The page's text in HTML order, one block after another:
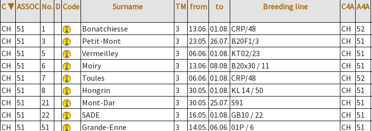
C ▼ ASSOC No. D Code Surname TM from to Breeding line C4A A4A
CH
51 1 Bonatchiesse 3 13.06. 01.08. CRP/48 CH 52
CH
51 3 Petit-Mont 3 23.05. 26.07. B20F1/3 CH 51
CH
51 5 Vermeilley 3 06.06. 01.08. KT02/23 CH 51
CH
51 6 Moiry 3 13.06. 08.08. B20x30 / 11 CH 51
CH
51 7 Toules 3 06.06. 01.08. CRP/48 CH 52
CH
51 8 Hongrin 3 30.05. 01.08. KL 14 / 50 CH 51
CH
51 21 Mont-Dar 3 30.05. 25.07. S91 CH 51
CH
51 22 SADE 3 16.05. 01.08. GB10 / 22 CH 51
CH
51 51 Grande-Enne 3 14.05. 06.06. 01P / 6 CH 51